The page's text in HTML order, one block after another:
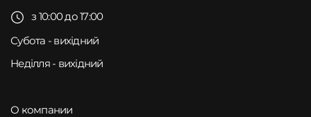
з 10:00 до 17:00
Субота - вихідний
Неділля - вихідний
О компании